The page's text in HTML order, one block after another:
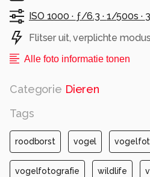
ISO 1000 · ƒ/6.3 · 1/500s ·
Flitser uit, verplichte modus
Alle foto informatie tonen
Categorie Dieren
Tags
roodborst vogel
vogelfotografie wildlife